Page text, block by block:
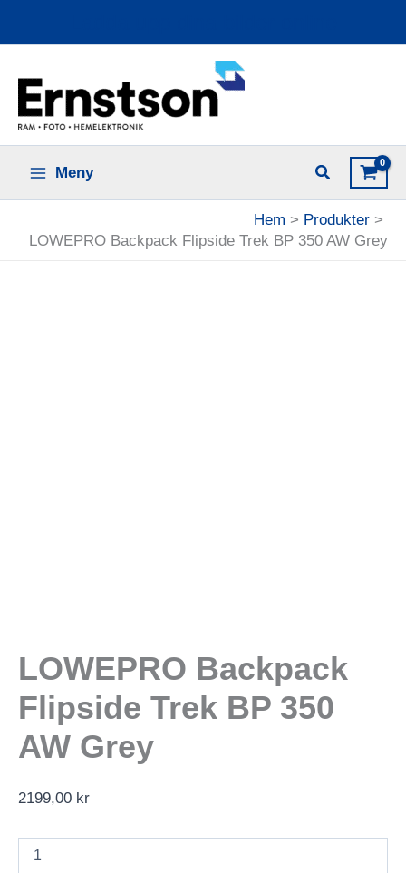
Meny
Hem
Produkter
LOWEPRO Backpack Flipside Trek BP 350 AW Grey
LOWEPRO Backpack
Flipside Trek BP 350
AW Grey
2199,00 kr
LOWEPRO
Backpack